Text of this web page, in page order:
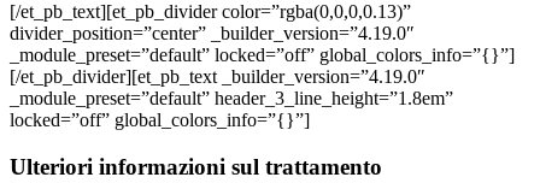
[/et_pb_text][et_pb_divider color=”rgba(0,0,0,0.13)”
divider_position=”center” _builder_version=”4.19.0″
_module_preset=”default” locked=”off” global_colors_info=”{}”]
[/et_pb_divider][et_pb_text _builder_version=”4.19.0″
_module_preset=”default” header_3_line_height=”1.8em”
locked=”off” global_colors_info=”{}”]
Ulteriori informazioni sul trattamento